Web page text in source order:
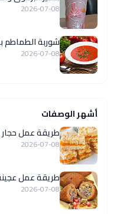
2026-07-08
شوربة الطماطم
2026-07-08
أشهر الوصفات
طريقة عمل
2026-07-08
طريقة عمل
2026-07-08